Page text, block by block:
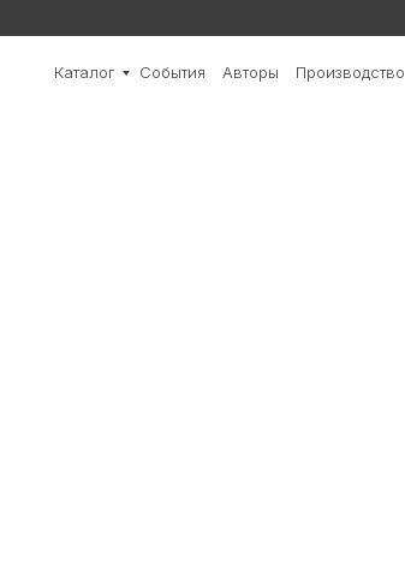
Каталог События Авторы Производство